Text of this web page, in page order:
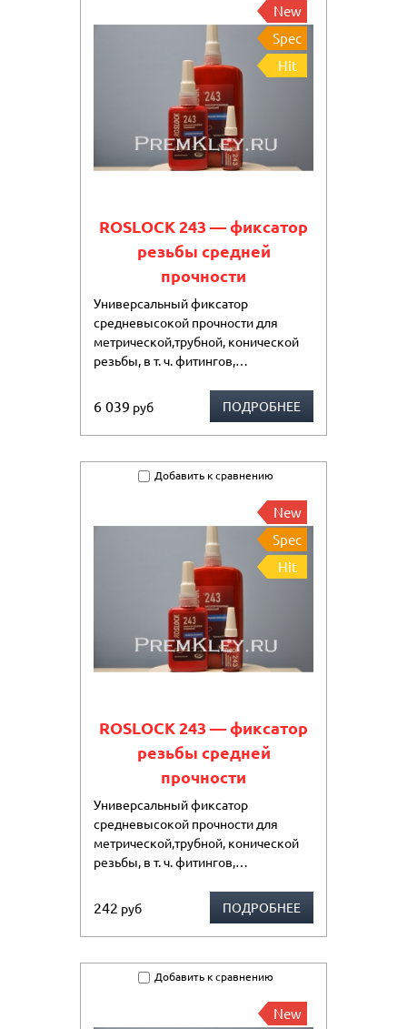
New
Spec
Hit
ROSLOCK 243 — фиксатор
резьбы средней
прочности
Универсальный фиксатор
средневысокой прочности для
метрической,трубной, конической
резьбы, в т. ч. фитингов,…
6 039 руб ПОДРОБНЕЕ
Добавить к сравнению
New
Spec
Hit
ROSLOCK 243 — фиксатор
резьбы средней
прочности
Универсальный фиксатор
средневысокой прочности для
метрической,трубной, конической
резьбы, в т. ч. фитингов,…
242 руб ПОДРОБНЕЕ
Добавить к сравнению
New